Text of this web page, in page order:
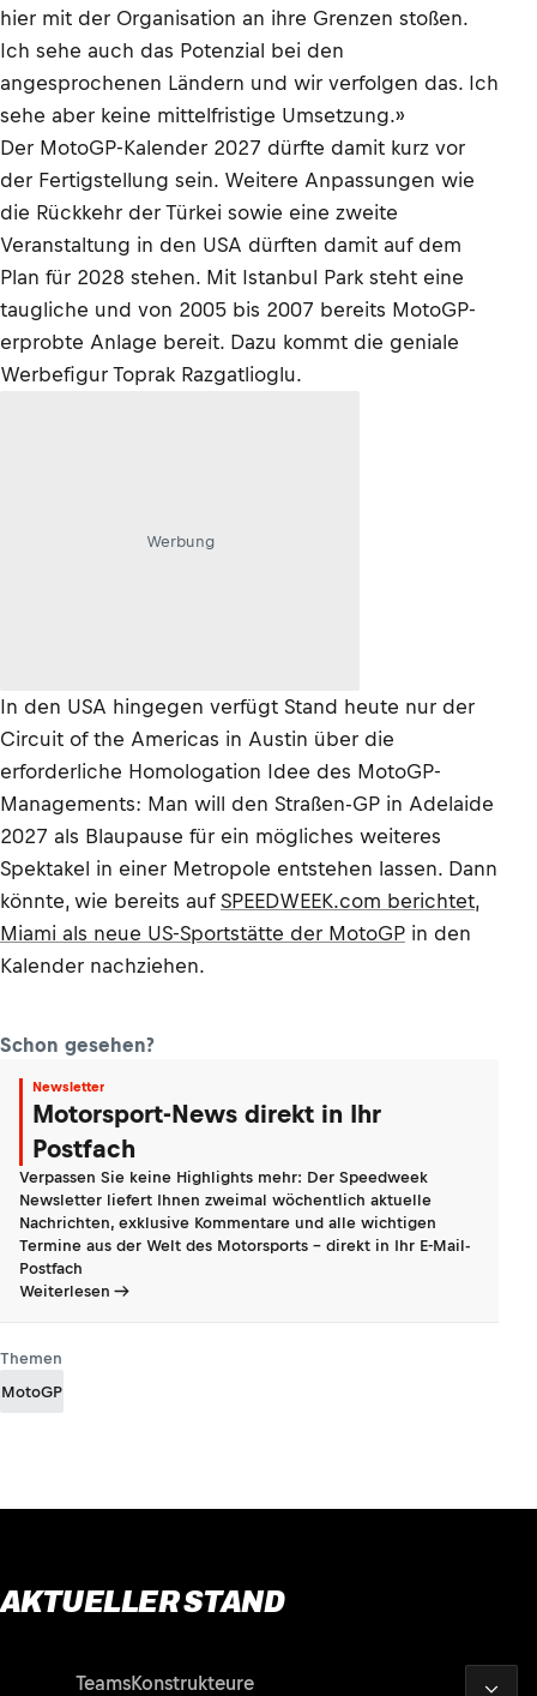
hier mit der Organisation an ihre Grenzen stoßen.
Ich sehe auch das Potenzial bei den
angesprochenen Ländern und wir verfolgen das. Ich
sehe aber keine mittelfristige Umsetzung.»
Der MotoGP-Kalender 2027 dürfte damit kurz vor
der Fertigstellung sein. Weitere Anpassungen wie
die Rückkehr der Türkei sowie eine zweite
Veranstaltung in den USA dürften damit auf dem
Plan für 2028 stehen. Mit Istanbul Park steht eine
taugliche und von 2005 bis 2007 bereits MotoGP-
erprobte Anlage bereit. Dazu kommt die geniale
Werbefigur Toprak Razgatlioglu.
Werbung
In den USA hingegen verfügt Stand heute nur der
Circuit of the Americas in Austin über die
erforderliche Homologation Idee des MotoGP-
Managements: Man will den Straßen-GP in Adelaide
2027 als Blaupause für ein mögliches weiteres
Spektakel in einer Metropole entstehen lassen. Dann
könnte, wie bereits auf SPEEDWEEK.com berichtet,
Miami als neue US-Sportstätte der MotoGP in den
Kalender nachziehen.
Schon gesehen?
Newsletter
Motorsport-News direkt in Ihr
Postfach
Verpassen Sie keine Highlights mehr: Der Speedweek
Newsletter liefert Ihnen zweimal wöchentlich aktuelle
Nachrichten, exklusive Kommentare und alle wichtigen
Termine aus der Welt des Motorsports - direkt in Ihr E-Mail-
Postfach
Weiterlesen
Themen
MotoGP
AKTUELLER STAND
TeamsKonstrukteure